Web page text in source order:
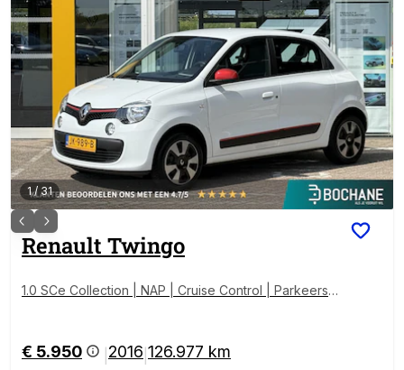
1/ 31
Renault Twingo
1.0 SCe Collection | NAP | Cruise Control | Parkeerse
€ 5.950 2016 126.977 km